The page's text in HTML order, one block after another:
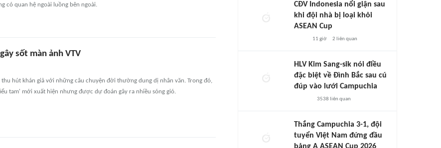
có quan hệ ngoài luồng bên ngoài.
sốt màn ảnh VTV
hút khán giả với những câu chuyện đời thường dung dị nhân văn. Trong đó,
tam' mới xuất hiện nhưng được dự đoán gây ra nhiều sóng gió.
CĐV Indonesia nổi giận sau
khi đội nhà bị loại khỏi
ASEAN Cup
11 giờ 2 liên quan
HLV Kim Sang-sik nói điều
đặc biệt về Đình Bắc sau cú
đúp vào lưới Campuchia
3538 liên quan
Thắng Campuchia 3-1, đội
tuyển Việt Nam đứng đầu